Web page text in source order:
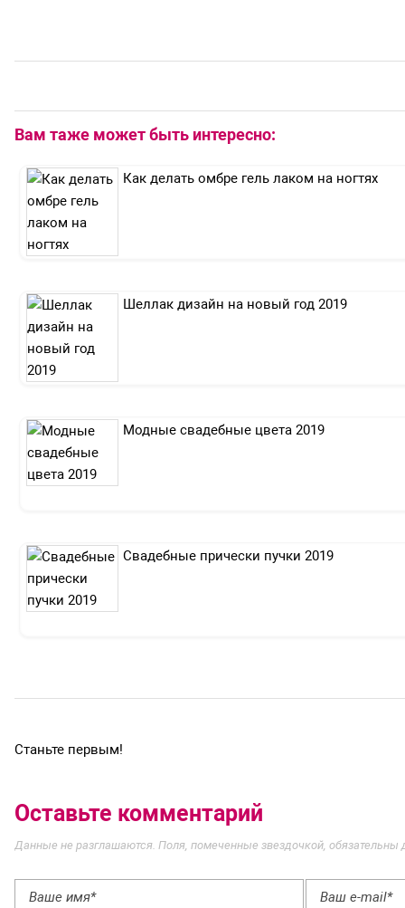
Вам таже может быть интересно:
Как делать омбре гель лаком на ногтях
Шеллак дизайн на новый год 2019
Модные свадебные цвета 2019
Свадебные прически пучки 2019
Станьте первым!
Оставьте комментарий
Данные не разглашаются. Поля, помеченные звездочкой, обязательны